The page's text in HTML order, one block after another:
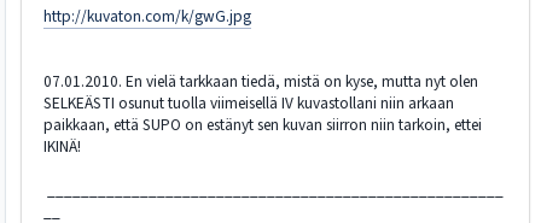
http://kuvaton.com/k/gwG.jpg
07.01.2010. En vielä tarkkaan tiedä, mistä on kyse, mutta nyt olen
SELKEÄSTI osunut tuolla viimeisellä IV kuvastollani niin arkaan
paikkaan, että SUPO on estänyt sen kuvan siirron niin tarkoin, ettei
IKINÄ!